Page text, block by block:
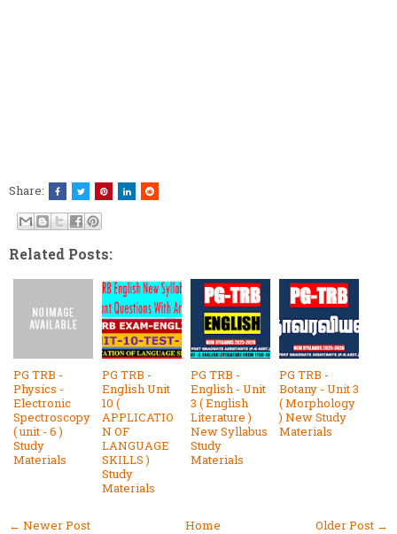
Share:
Related Posts:
PG TRB -
Physics -
Electronic
Spectroscopy
( unit - 6 )
Study
Materials
PG TRB -
English Unit
10 (
APPLICATIO
N OF
LANGUAGE
SKILLS )
Study
Materials
PG TRB -
English - Unit
3 ( English
Literature )
New Syllabus
Study
Materials
PG TRB -
Botany - Unit 3
( Morphology
) New Study
Materials
← Newer Post Older Post →
Home